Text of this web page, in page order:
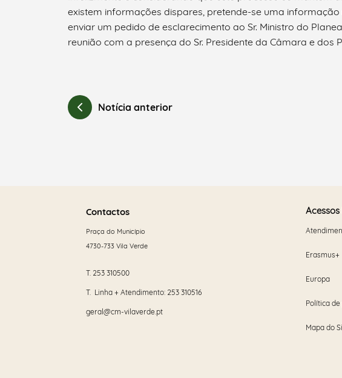
existem informações dispares, pretende-se uma
enviar um pedido de esclarecimento ao Sr. Ministro do
reunião com a presença do Sr. Presidente da Câmara e dos
Notícia anterior
Contactos
Praça do Município
4730-733 Vila Verde
T. 253 310500
T. Linha + Atendimento: 253 310516
geral@cm-vilaverde.pt
Erasmus+
Europa
Política
Mapa do